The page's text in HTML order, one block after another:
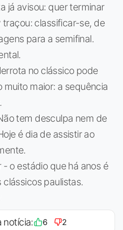
já avisou: quer terminar
classificar-se, de
para a semifinal.
no clássico pode
maior: a sequência
tem desculpa nem de
é dia de assistir ao
o estádio que há anos é
paulistas.
notícia: 6 2